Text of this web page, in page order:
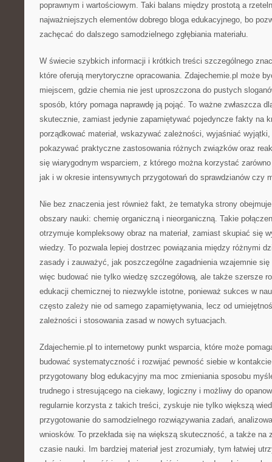
poprawnym i wartościowym. Taki balans między prostotą a
najważniejszych elementów dobrego bloga edukacyjnego, bo
zachęcać do dalszego samodzielnego zgłębiania materiału.
W świecie szybkich informacji i krótkich treści szczególnego
które oferują merytoryczne opracowania. Zdajechemie.pl może
miejscem, gdzie chemia nie jest uproszczona do pustych
sposób, który pomaga naprawdę ją pojąć. To ważne zwłaszcza
skutecznie, zamiast jedynie zapamiętywać pojedyncze fakty na
porządkować materiał, wskazywać zależności, wyjaśniać
pokazywać praktyczne zastosowania różnych związków oraz
się wiarygodnym wsparciem, z którego można korzystać
jak i w okresie intensywnych przygotowań do sprawdzianów czy
Nie bez znaczenia jest również fakt, że tematyka strony
obszary nauki: chemię organiczną i nieorganiczną. Takie
otrzymuje kompleksowy obraz na materiał, zamiast skupiać się
wiedzy. To pozwala lepiej dostrzec powiązania między różnymi
zasady i zauważyć, jak poszczególne zagadnienia wzajemnie się
więc budować nie tylko wiedzę szczegółową, ale także szersze
edukacji chemicznej to niezwykle istotne, ponieważ sukces w
często zależy nie od samego zapamiętywania, lecz od
zależności i stosowania zasad w nowych sytuacjach.
Zdajechemie.pl to internetowy punkt wsparcia, które może
budować systematyczność i rozwijać pewność siebie w
przygotowany blog edukacyjny ma moc zmieniania sposobu
trudnego i stresującego na ciekawy, logiczny i możliwy do
regularnie korzysta z takich treści, zyskuje nie tylko większą
przygotowanie do samodzielnego rozwiązywania zadań,
wniosków. To przekłada się na większą skuteczność, a także na
czasie nauki. Im bardziej materiał jest zrozumiały, tym łatwiej